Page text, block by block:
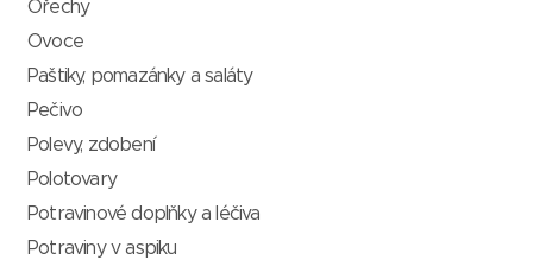
Ořechy
Ovoce
Paštiky, pomazánky a saláty
Pečivo
Polevy, zdobení
Polotovary
Potravinové doplňky a léčiva
Potraviny v aspiku